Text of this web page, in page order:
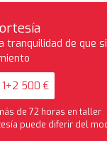
tranquilidad de que
1+2 500 €
de 72 horas en taller
puede diferir del